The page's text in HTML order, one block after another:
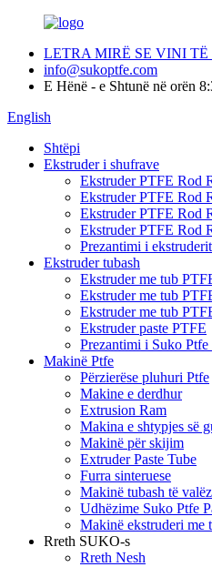
LETRA MIRË SE VINI TË
info@sukoptfe.com
E Hënë - e Shtunë në orën
English
Shtëpi
Ekstruder i shufrave
Ekstruder PTFE Rod
Ekstruder PTFE Rod
Ekstruder PTFE Rod
Ekstruder PTFE Rod
Prezantimi i
Ekstruder tubash
Ekstruder me tub
Ekstruder me tub
Ekstruder me tub
Ekstruder paste PTFE
Prezantimi i Suko
Makinë Ptfe
Përzierëse pluhuri Ptfe
Makine e derdhur
Extrusion Ram
Makina e shtypjes së
Makinë për skijim
Extruder Paste Tube
Furra sinteruese
Makinë tubash të
Udhëzime Suko Ptfe
Makinë ekstruderi me
Rreth SUKO-s
Rreth Nesh